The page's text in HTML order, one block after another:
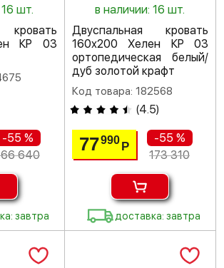
шт.
кровать
КР 03
-55 %
640
завтра
в наличии: 16 шт.
Двуспальная кровать
160х200 Хелен КР 03
ортопедическая белый/
дуб золотой крафт
Код товара: 182568
(4.5)
77990 Р
-55 %
173 310
доставка: завтра